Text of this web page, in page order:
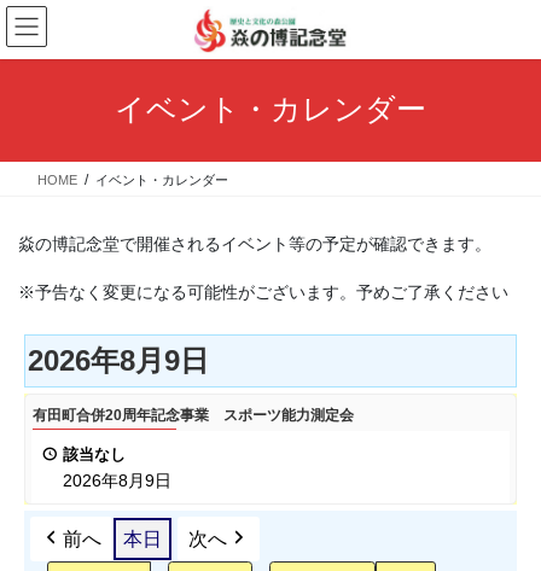
コ
ン
テ
ス
ナ
ビ
ゲ
ン
イベント・カレンダー
HOME イベント・カレンダー
焱の博記念堂で開催されるイベント等の予定が確認できます。
※予告なく変更になる可能性がございます。予めご了承ください
2026年8月9日
有
田
有田町合併20周年記念事業 スポーツ能力測定会
該当なし
2026年8月9日
前へ 本日 次へ